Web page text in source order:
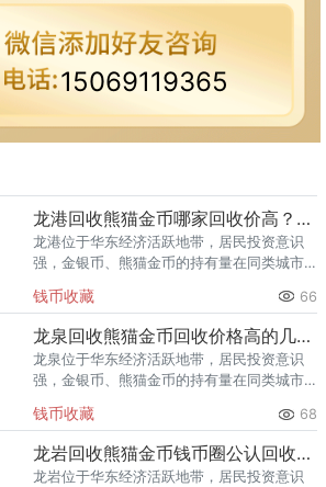
15069119365
龙港回收熊猫金币哪家回收价高？本地榜单
龙港位于华东经济活跃地带，居民投资意识
强，金银币、熊猫金币的持有量在同类城市
熊猫金币的需求就明显升温，但鱼龙混杂的
回收渠道里，能精准识别版别溢
钱币收藏 66
龙泉回收熊猫金币回收价格高的几家推荐
龙泉位于华东经济活跃地带，居民投资意识
强，金银币、熊猫金币的持有量在同类城市
熊猫金币的需求就明显升温，但鱼龙混杂的
回收渠道里，能精准识别版别溢
钱币收藏 68
龙岩回收熊猫金币钱币圈公认回收渠道排行
龙岩位于华东经济活跃地带，居民投资意识